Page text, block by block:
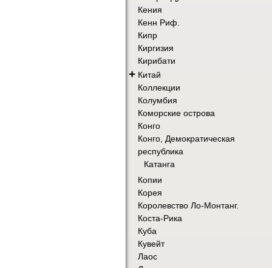
Кения
Кенн Риф.
Кипр
Киргизия
Кирибати
+ Китай
Коллекции
Колумбия
Коморские острова
Конго
Конго, Демократическая
республика
Катанга
Копии
Корея
Королевство Ло-Монтанг.
Коста-Рика
Куба
Кувейт
Лаос